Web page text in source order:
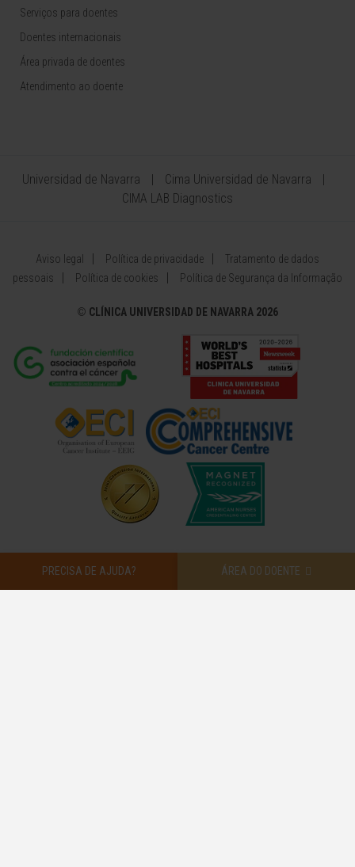
PRECISA DE AJUDA? ÁREA DO DOENTE
Serviços para doentes
Doentes internacionais
Área privada de doentes
Atendimento ao doente
Universidad de Navarra
Cima Universidad de Navarra
CIMA LAB Diagnostics
Aviso legal Política de privacidade
Tratamento de dados
pessoais
Política de cookies Política de Segurança da Informação
© CLÍNICA UNIVERSIDAD DE NAVARRA 2026